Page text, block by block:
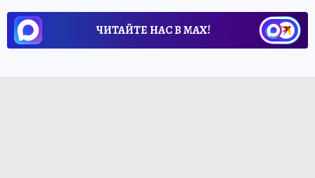
ЧИТАЙТЕ НАС В МАХ!